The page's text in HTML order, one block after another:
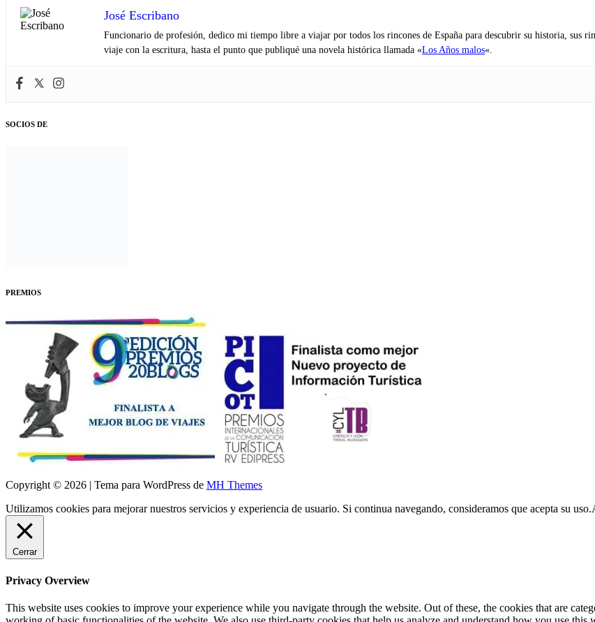
José Escribano
Funcionario de profesión, dedico mi tiempo libre a viajar por todos los rincones de España para descubrir su historia, sus
viaje con la escritura, hasta el punto que publiqué una novela histórica llamada «Los Años malos«.
SOCIOS DE
PREMIOS
Copyright © 2026 | Tema para WordPress de MH Themes
Utilizamos cookies para mejorar nuestros servicios y experiencia de usuario. Si continua navegando, consideramos que acepta su uso.
Cerrar
Privacy Overview
This website uses cookies to improve your experience while you navigate through the website. Out of these, the cookies that are